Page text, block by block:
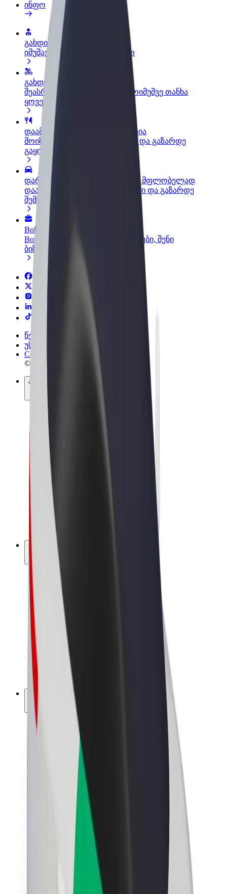
ინფო
გახდი პარტნიორი მძღოლი
იმუშავე საკუთარი გრაფიკით
გახდი კურიერი
შეასრულე შეკვეთები და გამოიმუშვე თანხა
ყოველკვირეულად
დაამატე რესტორანი ან მაღაზია
მოიზიდე მეტი მომხმარებელი და გაზარდე
გაყიდვები
დარეგისტრირდი ავტოპარკის მფლობელად
დაამატე შენი ავტოპარკი Bolt-ში და გაზარდე
შემოსავალი
Bolt ბიზნესისთვის
Bolt-ის პროდუქტები და სერვისები, შენი
ბიზნესისთვის
წესები და პირობები
უსაფრთხოება
Cookies
© 2026 Bolt Technology OÜ
პროდუქტები
მგზავრობები
სკუტერები
Bolt Market
Bolt Food
Bolt Drive
Bolt ბიზნესისთვის
ელ. ბაიკი
Bolt Plus
გამოიმუშავე Bolt-თან ერთად
მძღოლები
მძღოლის შემოსავლები
კურიერები
კურიერის შემოსავლები
Bolt Food პარტნიორები
ავტოპარკები
ფრენჩაიზი
კომპანია
ვაკანსიები
Bolt-ის შესახებ
Bolt და ეკომეგობრულობა
ნულოვანი პროექტი
სიახლეები
ბრენდის გზამკვლევი
ინვესტორებთან ურთიერთობა
ლიდერობა